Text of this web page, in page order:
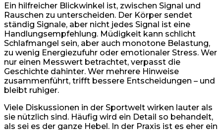
Ein hilfreicher Blickwinkel ist, zwischen Signal und
Rauschen zu unterscheiden. Der Körper sendet
ständig Signale, aber nicht jedes Signal ist eine
Handlungsempfehlung. Müdigkeit kann schlicht
Schlafmangel sein, aber auch monotone Belastung,
zu wenig Energiezufuhr oder emotionaler Stress. Wer
nur einen Messwert betrachtet, verpasst die
Geschichte dahinter. Wer mehrere Hinweise
zusammenführt, trifft bessere Entscheidungen – und
bleibt ruhiger.
Viele Diskussionen in der Sportwelt wirken lauter als
sie nützlich sind. Häufig wird ein Detail so behandelt,
als sei es der ganze Hebel. In der Praxis ist es eher ein